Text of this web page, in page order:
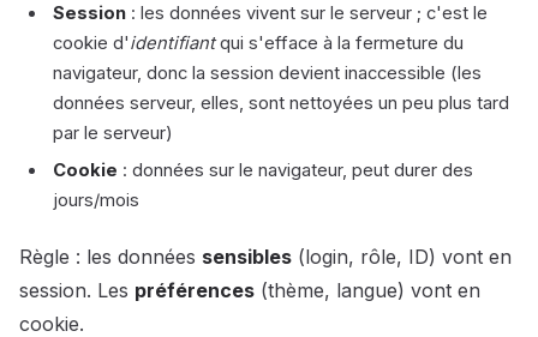
Session : les données vivent sur le serveur ; c'est le
cookie d'identifiantqui s'efface à la fermeture du
navigateur, donc la session devient inaccessible (les
données serveur, elles, sont nettoyées un peu plus tard
par le serveur)
Cookie : données sur le navigateur, peut durer des
jours/mois
Règle : les données sensibles (login, rôle, ID) vont en
session. Les préférences (thème, langue) vont en
cookie.